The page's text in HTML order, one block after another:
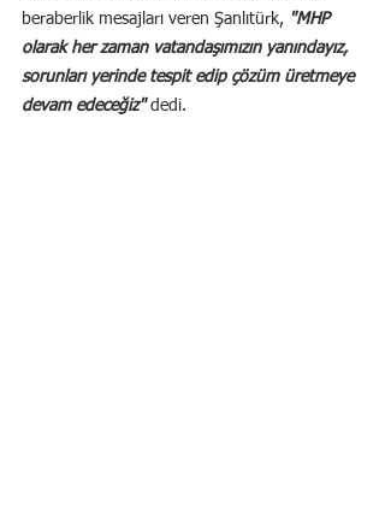
beraberlik mesajları veren Şanlıtürk, "MHP
olarak her zaman vatandaşımızın yanındayız,
sorunları yerinde tespit edip çözüm üretmeye
devam edeceğiz" dedi.